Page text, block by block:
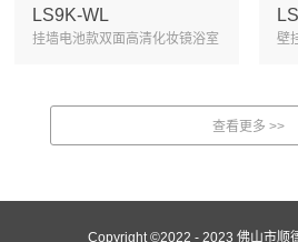
LS9K-WL
挂墙电池款双面高清化妆镜浴室
壁
Copyright ©2022 - 2023 佛山市顺